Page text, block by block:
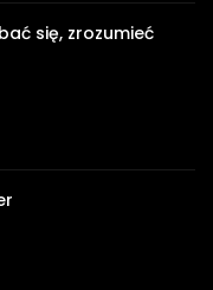
się, zrozumieć